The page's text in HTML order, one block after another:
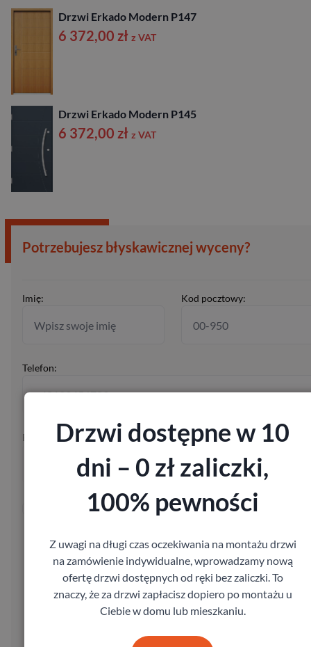
Drzwi Erkado Modern P147
6 372,00 zł z VAT
Drzwi Erkado Modern P145
6 372,00 zł z VAT
Potrzebujesz błyskawicznej wyceny?
Imię: Kod pocztowy:
Telefon:
E-mail:
Wysyłając formularz wyrażasz zgodę na przetwarzanie Twoich
danych osobowych, Dz. U. Nr 133, poz. 883.
Poproś o wycenę
Drzwi dostępne w 10
dni – 0 zł zaliczki,
100% pewności
Z uwagi na długi czas oczekiwania na montażu drzwi
na zamówienie indywidualne, wprowadzamy nową
ofertę drzwi dostępnych od ręki bez zaliczki. To
znaczy, że za drzwi zapłacisz dopiero po montażu u
Ciebie w domu lub mieszkaniu.